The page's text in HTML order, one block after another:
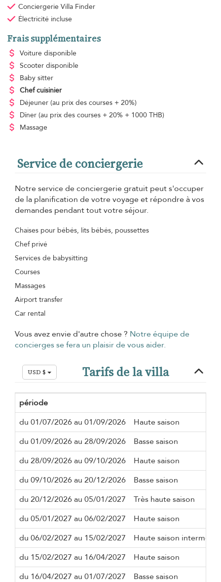
Conciergerie Villa Finder
Électricité incluse
Frais supplémentaires
Voiture disponible
Scooter disponible
Baby sitter
Chef cuisinier
Déjeuner (au prix des courses + 20%)
Dîner (au prix des courses + 20% + 1000 THB)
Massage
Service de conciergerie
Notre service de conciergerie gratuit peut s'occuper
de la planification de votre voyage et répondre à vos
demandes pendant tout votre séjour.
Chaises pour bébés, lits bébés, poussettes
Chef privé
Services de babysitting
Courses
Massages
Airport transfer
Car rental
Vous avez envie d'autre chose ? Notre équipe de
concierges se fera un plaisir de vous aider.
USD $ Tarifs de la villa
période
du 01/07/2026 au 01/09/2026
Haute saison
du 01/09/2026 au 28/09/2026
Basse saison
du 28/09/2026 au 09/10/2026
Haute saison
du 09/10/2026 au 20/12/2026
Basse saison
du 20/12/2026 au 05/01/2027
Très haute saison
du 05/01/2027 au 06/02/2027
Haute saison
du 06/02/2027 au 15/02/2027
Haute saison
du 15/02/2027 au 16/04/2027
Haute saison
du 16/04/2027 au 01/07/2027
Basse saison